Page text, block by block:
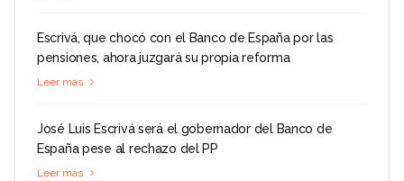
Escrivá, que chocó con el Banco de España por las
pensiones, ahora juzgará su propia reforma
Leer más
José Luis Escrivá será el gobernador del Banco de
España pese al rechazo del PP
Leer más